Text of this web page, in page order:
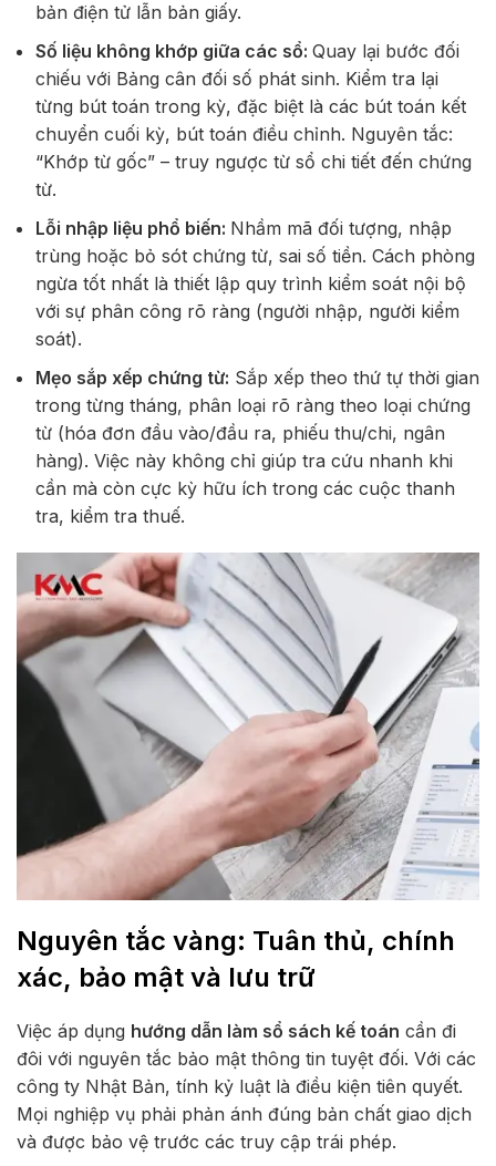
bản điện tử lẫn bản giấy.
Số liệu không khớp giữa các sổ: Quay lại bước đối
chiếu với Bảng cân đối số phát sinh. Kiểm tra lại
từng bút toán trong kỳ, đặc biệt là các bút toán kết
chuyển cuối kỳ, bút toán điều chỉnh. Nguyên tắc:
“Khớp từ gốc” – truy ngược từ sổ chi tiết đến chứng
từ.
Lỗi nhập liệu phổ biến: Nhầm mã đối tượng, nhập
trùng hoặc bỏ sót chứng từ, sai số tiền. Cách phòng
ngừa tốt nhất là thiết lập quy trình kiểm soát nội bộ
với sự phân công rõ ràng (người nhập, người kiểm
soát).
Mẹo sắp xếp chứng từ: Sắp xếp theo thứ tự thời gian
trong từng tháng, phân loại rõ ràng theo loại chứng
từ (hóa đơn đầu vào/đầu ra, phiếu thu/chi, ngân
hàng). Việc này không chỉ giúp tra cứu nhanh khi
cần mà còn cực kỳ hữu ích trong các cuộc thanh
tra, kiểm tra thuế.
Nguyên tắc vàng: Tuân thủ, chính
xác, bảo mật và lưu trữ
Việc áp dụng hướng dẫn làm sổ sách kế toán cần đi
đôi với nguyên tắc bảo mật thông tin tuyệt đối. Với các
công ty Nhật Bản, tính kỷ luật là điều kiện tiên quyết.
Mọi nghiệp vụ phải phản ánh đúng bản chất giao dịch
và được bảo vệ trước các truy cập trái phép.